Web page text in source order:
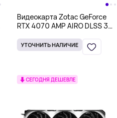
Видеокарта Zotac GeForce
RTX 4070 AMP AIRO DLSS 3
УТОЧНИТЬ НАЛИЧИЕ
СЕГОДНЯ ДЕШЕВЛЕ